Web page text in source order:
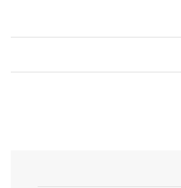
الهندسية التي ارتبطت
ومصر خاصة، حيث يحرص
الواجهات